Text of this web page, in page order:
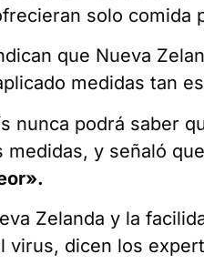
solo comida
que Nueva
medidas tan
nunca podrá saber
y señaló que
Zelanda y la
virus, dicen los